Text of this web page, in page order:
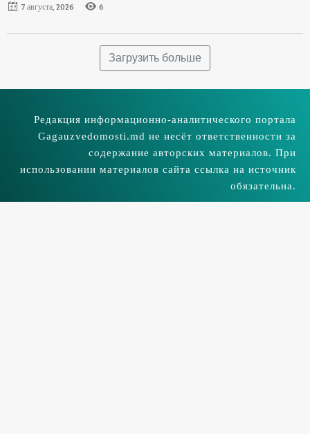
7 августа, 2026
6
Загрузить больше
Редакция информационно-аналитического портала
Gagauzvedomosti.md не несёт ответственности за
содержание авторских материалов. При
использовании материалов сайта ссылка на источник
обязательна.